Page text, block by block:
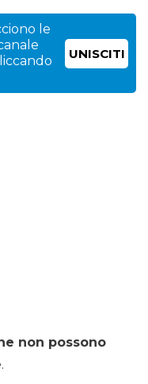
le
UNISCITI
non possono
.